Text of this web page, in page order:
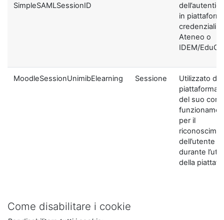
SimpleSAMLSessionID
in
credenziali di
Ateneo o
IDEM/
MoodleSessionUnimibElearning Sessione
Utilizzato
piattaforma
del suo
per il
dell’utente
durante
della
Come disabilitare i cookie